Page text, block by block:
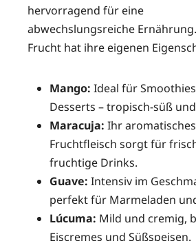
hervorragend für eine
abwechslungsreiche
Frucht hat ihre eigenen
Mango: Ideal für
Desserts – tropisch-süß
Maracuja: Ihr aromatisches
Fruchtfleisch sorgt für
fruchtige Drinks.
Guave: Intensiv im
perfekt für Marmeladen
Lúcuma: Mild und cremig,
Eiscremes und Süßspeisen.